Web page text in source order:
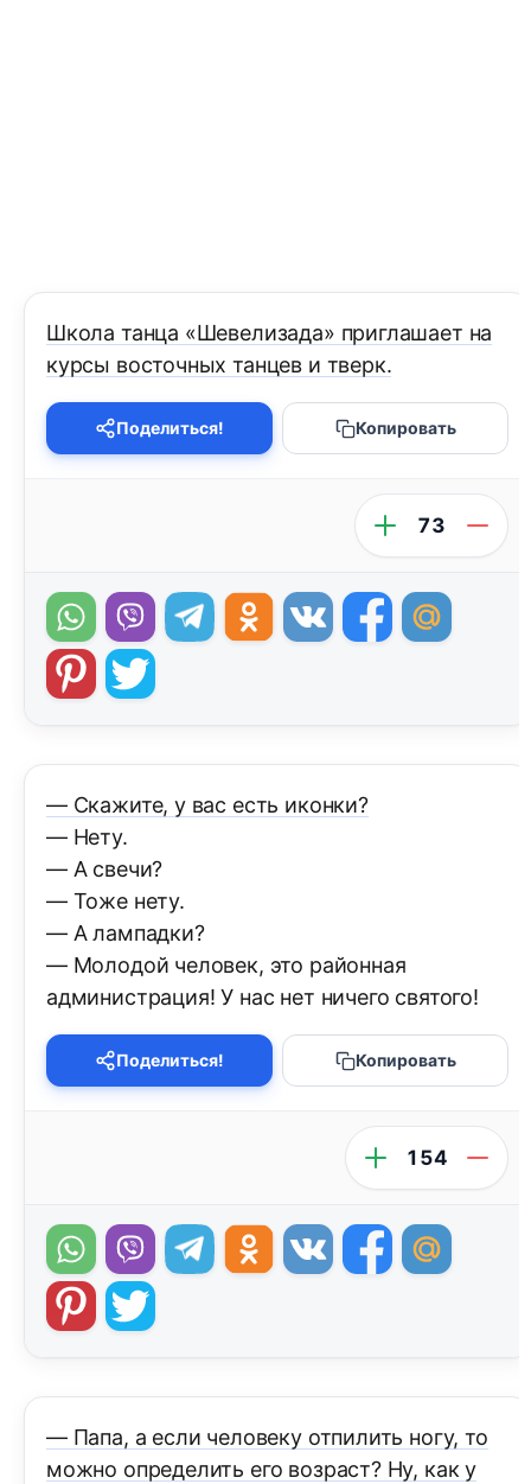
Школа танца «Шевелизада» приглашает на
курсы восточных танцев и тверк.
Поделиться! Копировать
73
— Скажите, у вас есть иконки?
— Нету.
— А свечи?
— Тоже нету.
— А лампадки?
— Молодой человек, это районная
администрация! У нас нет ничего святого!
Поделиться! Копировать
154
— Папа, а если человеку отпилить ногу, то
можно определить его возраст? Ну, как у